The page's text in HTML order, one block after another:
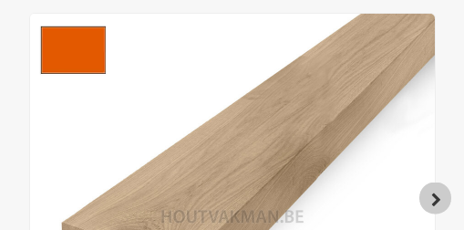
Tellerkopschroeven
Alle vijzen
Paalhouders
Stelplaten
Terrasdragers
B-fix
PuraFix
Verbindingsstukken
Houten pennen